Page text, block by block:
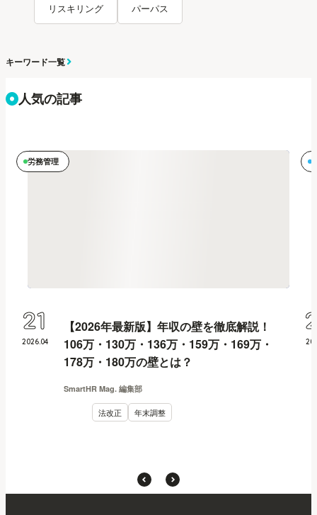
リスキリング パーパス
キーワード一覧
人気の記事
労務管理
【2026年最新版】年収の壁を徹底解説！
106万・130万・136万・159万・169万・
178万・180万の壁とは？
SmartHR Mag. 編集部
法改正 年末調整
2026.04
21